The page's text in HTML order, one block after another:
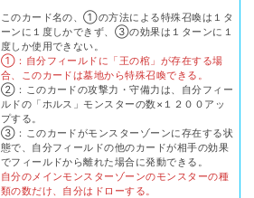
このカード名の、①の方法による特殊召喚は１タ
ーンに１度しかできず、③の効果は１ターンに１
度しか使用できない。
①：自分フィールドに「王の棺」が存在する場
合、このカードは墓地から特殊召喚できる。
②：このカードの攻撃力・守備力は、自分フィー
ルドの「ホルス」モンスターの数×１２００アッ
プする。
③：このカードがモンスターゾーンに存在する状
態で、自分フィールドの他のカードが相手の効果
でフィールドから離れた場合に発動できる。
自分のメインモンスターゾーンのモンスターの種
類の数だけ、自分はドローする。